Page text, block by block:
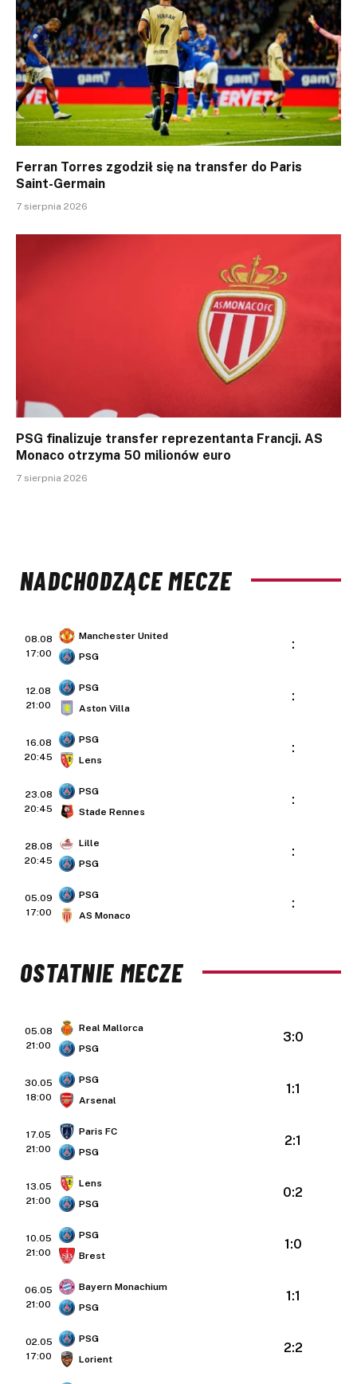
Ferran Torres zgodził się na transfer do Paris
Saint-Germain
7 sierpnia 2026
PSG finalizuje transfer reprezentanta Francji. AS
Monaco otrzyma 50 milionów euro
7 sierpnia 2026
NADCHODZĄCE MECZE
08.08
17:00
Manchester United
PSG
:
12.08
21:00
PSG
Aston Villa
:
16.08
20:45
PSG
Lens
:
23.08
20:45
PSG
Stade Rennes
:
28.08
20:45
Lille
PSG
:
05.09
17:00
PSG
AS Monaco
:
OSTATNIE MECZE
05.08
21:00
Real Mallorca
PSG
3:0
30.05
18:00
PSG
Arsenal
1:1
17.05
21:00
Paris FC
PSG
2:1
13.05
21:00
Lens
PSG
0:2
10.05
21:00
PSG
Brest
1:0
06.05
21:00
Bayern Monachium
PSG
1:1
02.05
17:00
PSG
Lorient
2:2